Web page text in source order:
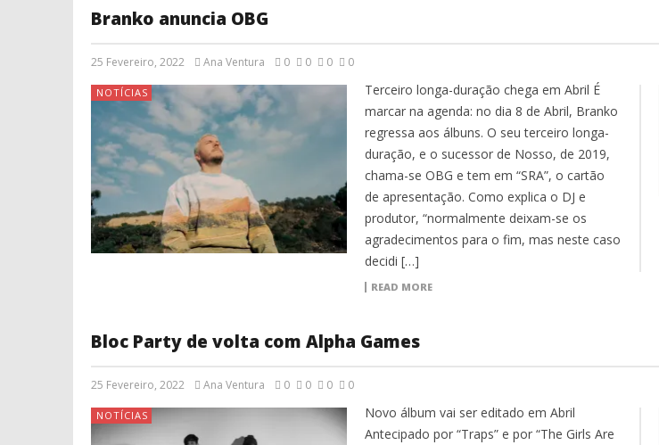
Branko anuncia OBG
25 Fevereiro, 2022 Ana Ventura 0 0 0 0
NOTÍCIAS
Terceiro longa-duração chega em Abril É
marcar na agenda: no dia 8 de Abril, Branko
regressa aos álbuns. O seu terceiro longa-
duração, e o sucessor de Nosso, de 2019,
chama-se OBG e tem em “SRA”, o cartão
de apresentação. Como explica o DJ e
produtor, “normalmente deixam-se os
agradecimentos para o fim, mas neste caso
decidi […]
READ MORE
Bloc Party de volta com Alpha Games
25 Fevereiro, 2022 Ana Ventura 0 0 0 0
NOTÍCIAS
Novo álbum vai ser editado em Abril
Antecipado por “Traps” e por “The Girls Are